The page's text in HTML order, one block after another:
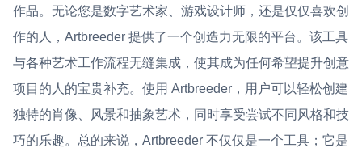
作品。无论您是数字艺术家、游戏设计师，还是仅仅喜欢创
作的人，Artbreeder 提供了一个创造力无限的平台。该工具
与各种艺术工作流程无缝集成，使其成为任何希望提升创意
项目的人的宝贵补充。使用 Artbreeder，用户可以轻松创建
独特的肖像、风景和抽象艺术，同时享受尝试不同风格和技
巧的乐趣。总的来说，Artbreeder 不仅仅是一个工具；它是